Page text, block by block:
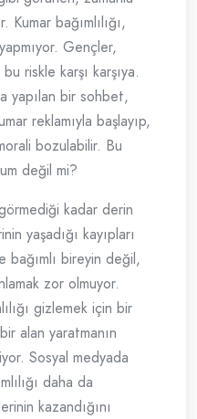
bağımlılığı,
Gençler,
riskle karşı karşıya.
yapılan bir sohbet,
reklamıyla başlayıp,
bozulabilir. Bu
değil mi?
kadar derin
yaşadığı kayıpları
bireyin değil,
zor olmuyor.
gizlemek için bir
alan yaratmanın
Sosyal medyada
daha da
kazandığını